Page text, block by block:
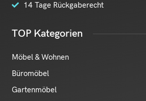
14 Tage Rückgaberecht
TOP Kategorien
Möbel & Wohnen
Büromöbel
Gartenmöbel